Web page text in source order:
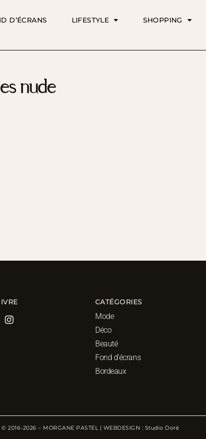
D’ÉCRANS LIFESTYLE
SHOPPING
nude
CATÉGORIES
Mode
Déco
Beauté
Fond d’écrans
Bordeaux
© 2016-2026 – MORGANE PASTEL | WEBDESIGN : Studio Doré